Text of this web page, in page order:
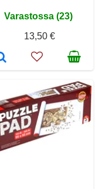
Varastossa (23)
13,50 €